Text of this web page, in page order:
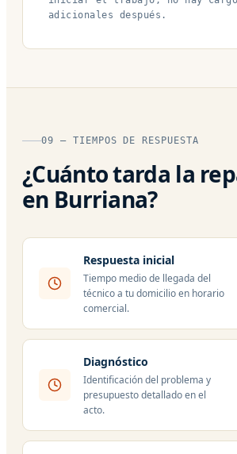
adicionales después.
09 — TIEMPOS DE RESPUESTA
¿Cuánto tarda la
en Burriana?
Respuesta inicial
Tiempo medio de llegada del
técnico a tu domicilio en horario
comercial.
Diagnóstico
Identificación del problema y
presupuesto detallado en el
acto.